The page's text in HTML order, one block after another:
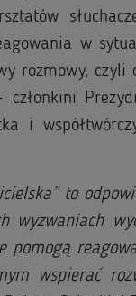
w
rozmowy, czyli
i
to
wyzwaniach
pomogą
wspierać